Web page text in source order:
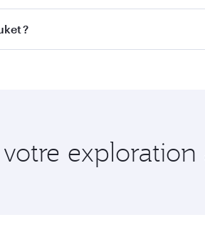
de 150 destinations via Doha,
?
opérant le vol. Sur les vols
votre